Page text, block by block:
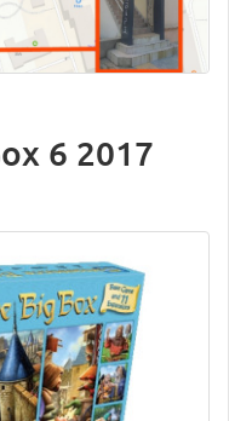
6 2017